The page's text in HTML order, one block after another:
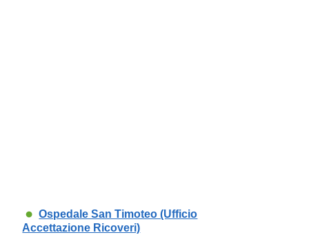
Ospedale San Timoteo (Ufficio
Accettazione Ricoveri)